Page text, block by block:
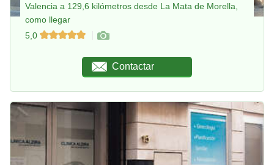
Valencia a 129,6 kilómetros desde La Mata de Morella,
como llegar
5,0
Contactar